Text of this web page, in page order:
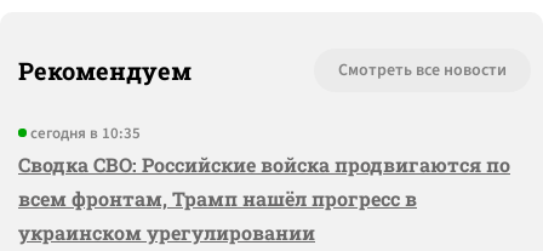
Рекомендуем Смотреть все новости
сегодня в 10:35
Сводка СВО: Российские войска продвигаются по
всем фронтам, Трамп нашёл прогресс в
украинском урегулировании